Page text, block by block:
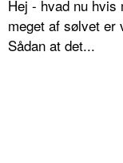
Hej - hvad nu hvis
meget af sølvet
Sådan at det...